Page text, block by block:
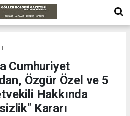
Cumhuriyet
Özgür Özel ve 5
Hakkında
Kararı